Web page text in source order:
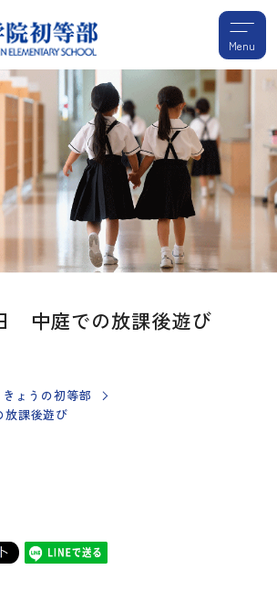
Menu
中庭での放課後遊び
きょうの初等部
課後遊び